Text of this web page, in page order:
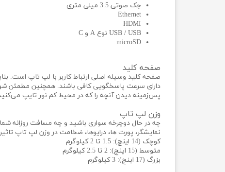
جک صوتی 3.5 میلی متری
Ethernet
HDMI
USB / USB نوع A و C
microSD
صفحه کلید
صفحه کلید وسیله اصلی ارتباط کاربر با لپ تاپ است.
دارای سرعت پاسخگویی کافی باشند. همچنین مطمئن
پس‌زمینه دیدن آنچه را که در محیط کم نور تایپ
وزن لپ تاپ
چه در حال دوچرخه سواری باشید و چه مسافت روزانه
نمایشگر، پورت‌ ها، درایوها، ضخامت در وزن لپ تاپ
کوچک (14 اینچ): 1.5 تا 2 کیلوگرم
متوسط ​​(15 اینچ): 2 تا 2.5 کیلوگرم
بزرگ (17 اینچ): 3 کیلوگرم